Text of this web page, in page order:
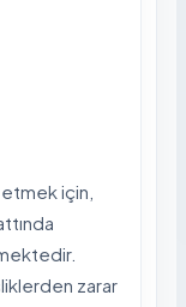
için,
zarar